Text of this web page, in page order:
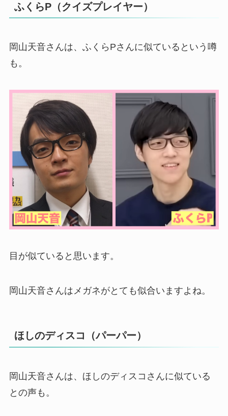
ふくらP（クイズプレイヤー）
岡山天音さんは、ふくらPさんに似ているという噂
も。
目が似ていると思います。
岡山天音さんはメガネがとても似合いますよね。
ほしのディスコ（パーパー）
岡山天音さんは、ほしのディスコさんに似ている
との声も。